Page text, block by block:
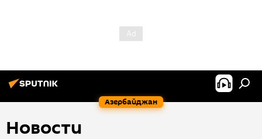
Азербайджан
Новости